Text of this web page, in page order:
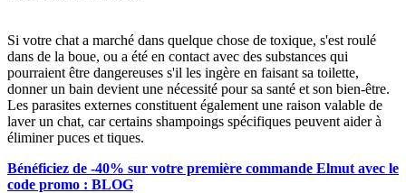
Si votre chat a marché dans quelque chose de toxique, s'est roulé
dans de la boue, ou a été en contact avec des substances qui
pourraient être dangereuses s'il les ingère en faisant sa toilette,
donner un bain devient une nécessité pour sa santé et son bien-être.
Les parasites externes constituent également une raison valable de
laver un chat, car certains shampoings spécifiques peuvent aider à
éliminer puces et tiques.
Bénéficiez de -40% sur votre première commande Elmut avec le
code promo : BLOG